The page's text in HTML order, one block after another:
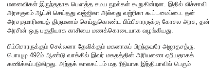
மனைவிகள் இருந்ததாக பௌத்த சமய நூல்கள் கூறுகின்றன. இதில் லிச்சாவி
அரசகுலம் ஆட்சி செய்தது வஜ்ஜிகா அல்லது வஜ்ரிகா கூட்டமைப்பை. தன்
அரசகுமாரியைத் திருமணம் செய்துகொண்ட பிம்பிசாரருக்கு கோசல அரசு, தன்
அரசின் ஒரு பகுதியாக காசியை மணக்கொடையாக வழங்கியது.
பிம்பிசாரருக்கும் செல்லனா தேவிக்கும் மகனாகப் பிறந்தவரே அஜாதசத்ரு.
பொயுமு 492ம் ஆண்டு வாக்கில் இவர் மகதத்தின் அரியணை ஏறியதாகக்
கணிக்கப்படுகிறது. அந்தக் காலகட்டம் மத ரீதியாக இந்தியாவில் பெரும்